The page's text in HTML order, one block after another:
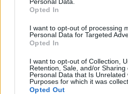
Opted In
I want to opt-out of processing
Personal Data for Targeted
Opted In
I want to opt-out of Collection,
Retention, Sale, and/or Sharing
Personal Data that Is Unrelated
Purposes for which it was
Opted Out
o
o
k
r st
p
p
NOTIZIE RECENTI
Sangue, musica e
Delta Center